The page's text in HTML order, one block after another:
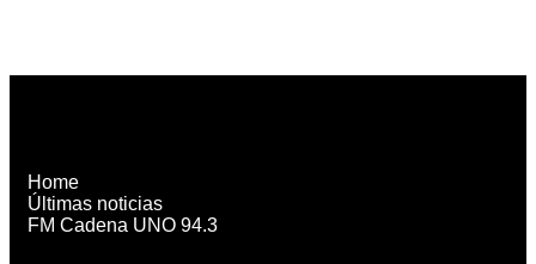
Home
Últimas noticias
FM Cadena UNO 94.3